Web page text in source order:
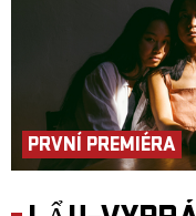
PRVNÍ PREMIÉRA